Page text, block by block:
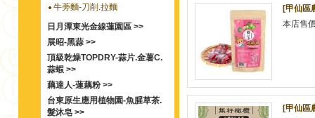
牛蒡麵-刀削.拉麵
日月潭東光金線蓮園區 >>
展昭-黑蒜 >>
頂級乾燥TOPDRY-蒜片.金薯C.
蒜蝦 >>
藕達人-蓮藕粉 >>
台東原生應用植物園-魚腥草茶.
髮沐皂 >>
[甲仙區
本店售
[甲仙區